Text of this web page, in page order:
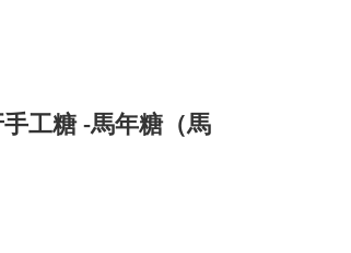
工糖 -馬年糖（馬